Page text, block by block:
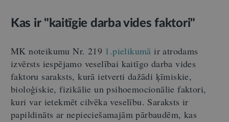
Kas ir "kaitīgie darba vides faktori"
MK noteikumu Nr. 219 1.pielikumā ir atrodams
izvērsts iespējamo veselībai kaitīgo darba vides
faktoru saraksts, kurā ietverti dažādi ķīmiskie,
bioloģiskie, fizikālie un psihoemocionālie faktori,
kuri var ietekmēt cilvēka veselību. Saraksts ir
papildināts ar nepieciešamajām pārbaudēm, kas